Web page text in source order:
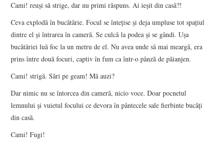
Cami! reuşi să strige, dar nu primi răspuns. Ai ieşit din casă?!
Ceva explodă în bucătărie. Focul se înteţise şi deja umpluse tot spaţiul
dintre el şi întrarea în cameră. Se culcă la podea şi se gândi. Uşa
bucătăriei luă foc la un metru de el. Nu avea unde să mai meargă, era
prins între două focuri, captiv în fum ca într-o pânză de păianjen.
Cami! strigă. Sări pe geam! Mă auzi?
Dar nimic nu se întorcea din cameră, nicio voce. Doar pocnetul
lemnului şi vuietul focului ce devora în pântecele sale fierbinte bucăţi
din casă.
Cami! Fugi!